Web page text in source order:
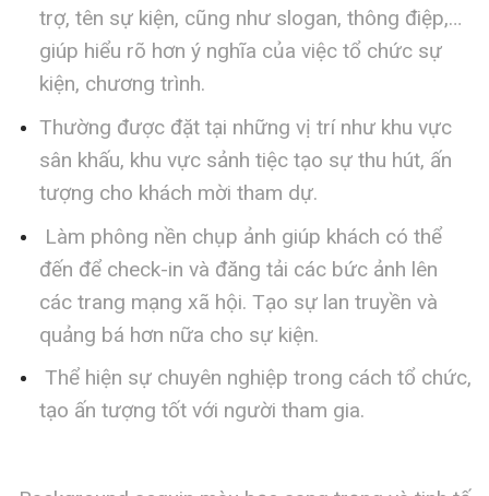
trợ, tên sự kiện, cũng như slogan, thông điệp,…
giúp hiểu rõ hơn ý nghĩa của việc tổ chức sự
kiện, chương trình.
Thường được đặt tại những vị trí như khu vực
sân khấu, khu vực sảnh tiệc tạo sự thu hút, ấn
tượng cho khách mời tham dự.
Làm phông nền chụp ảnh giúp khách có thể
đến để check-in và đăng tải các bức ảnh lên
các trang mạng xã hội. Tạo sự lan truyền và
quảng bá hơn nữa cho sự kiện.
Thể hiện sự chuyên nghiệp trong cách tổ chức,
tạo ấn tượng tốt với người tham gia.